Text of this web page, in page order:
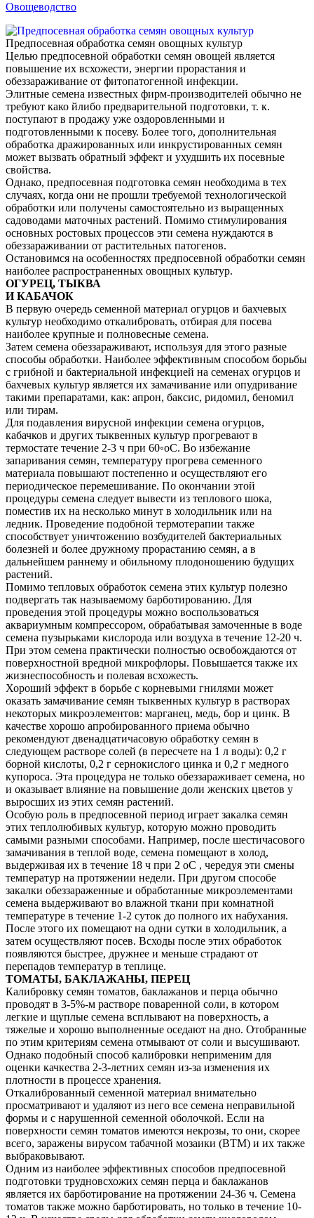
Овощеводство
Предпосевная обработка семян овощных культур
Целью предпосевной обработки семян овощей является
повышение их всхожести, энергии прорастания и
обеззараживание от фитопатогенной инфекции.
Элитные семена известных фирм-производителей обычно не
требуют како й­либо предварительной подготовки, т. к.
поступают в продажу уже оздоровленными и
подготовленными к посеву. Более того, дополнительная
обработка дражированных или инкрустированных семян
может вызвать обратный эффект и ухудшить их посевные
свойства.
Однако, предпосевная подготовка семян необходима в тех
случаях, когда они не прошли требуемой технологической
обработки или получены самостоятельно из выращенных
садоводами маточных растений. Помимо стимулирования
основных ростовых процессов эти семена нуждаются в
обеззараживании от растительных патогенов.
Остановимся на особенностях предпосевной обработки семян
наиболее распространенных овощных культур.
ОГУРЕЦ, ТЫКВА
И КАБАЧОК
В первую очередь семенной материал огурцов и бахчевых
культур необходимо откалибровать, отбирая для посева
наиболее крупные и полновесные семена.
Затем семена обеззараживают, используя для этого разные
способы обработки. Наиболее эффективным способом борьбы
с грибной и бактериальной инфекцией на семенах огурцов и
бахчевых культур является их замачивание или опудривание
такими препаратами, как: апрон, баксис, ридомил, беномил
или тирам.
Для подавления вирусной инфекции семена огурцов,
кабачков и других тыквенных культур прогревают в
термостате течение 2-3 ч при 60◦оС. Во избежание
запаривания семян, температуру прогрева семенного
материала повышают постепенно и осуществляют его
периодическое перемешивание. По окончании этой
процедуры семена следует вывести из теплового шока,
поместив их на несколько минут в холодильник или на
ледник. Проведение подобной термотерапии также
способствует уничтожению возбудителей бактериальных
болезней и более дружному прорастанию семян, а в
дальнейшем раннему и обильному плодоношению будущих
растений.
Помимо тепловых обработок семена этих культур полезно
подвергать так называемому барботированию. Для
проведения этой процедуры можно воспользоваться
аквариумным компрессором, обрабатывая замоченные в воде
семена пузырьками кислорода или воздуха в течение 12-20 ч.
При этом семена практически полностью освобождаются от
поверхностной вредной микрофлоры. Повышается также их
жизнеспособность и полевая всхожесть.
Хороший эффект в борьбе с корневыми гнилями может
оказать замачивание семян тыквенных культур в растворах
некоторых микроэлементов: марганец, медь, бор и цинк. В
качестве хорошо апробированного приема обычно
рекомендуют двенадцатичасовую обработку семян в
следующем растворе солей (в пересчете на 1 л воды): 0,2 г
борной кислоты, 0,2 г сернокислого цинка и 0,2 г медного
купороса. Эта процедура не только обеззараживает семена, но
и оказывает влияние на повышение доли женских цветов у
выросших из этих семян растений.
Особую роль в предпосевной период играет закалка семян
этих теплолюбивых культур, которую можно проводить
самыми разными способами. Например, после шестичасового
замачивания в теплой воде, семена помещают в холод,
выдерживая их в течение 18 ч при 2 оС , чередуя эти смены
температур на протяжении недели. При другом способе
закалки обеззараженные и обработанные микроэлементами
семена выдерживают во влажной ткани при комнатной
температуре в течение 1-2 суток до полного их набухания.
После этого их помещают на одни сутки в холодильник, а
затем осуществляют посев. Всходы после этих обработок
появляются быстрее, дружнее и меньше страдают от
перепадов температур в теплице.
ТОМАТЫ, БАКЛАЖАНЫ, ПЕРЕЦ
Калибровку семян томатов, баклажанов и перца обычно
проводят в 3-5%-м растворе поваренной соли, в котором
легкие и щуплые семена всплывают на поверхность, а
тяжелые и хорошо выполненные оседают на дно. Отобранные
по этим критериям семена отмывают от соли и высушивают.
Однако подобный способ калибровки неприменим для
оценки качкества 2-3-летних семян из-за изменения их
плотности в процессе хранения.
Откалиброванный семенной материал внимательно
просматривают и удаляют из него все семена неправильной
формы и с нарушенной семенной оболочкой. Если на
поверхности семян томатов имеются некрозы, то они, скорее
всего, заражены вирусом табачной мозаики (ВТМ) и их также
выбраковывают.
Одним из наиболее эффективных способов предпосевной
подготовки трудновсхожих семян перца и баклажанов
является их барботирование на протяжении 24-36 ч. Семена
томатов также можно барботировать, но только в течение 10-